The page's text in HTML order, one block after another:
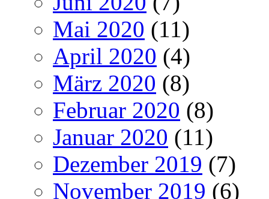
Mai 2020 (11)
April 2020 (4)
März 2020 (8)
Februar 2020 (8)
Januar 2020 (11)
Dezember 2019 (7)
November 2019 (6)